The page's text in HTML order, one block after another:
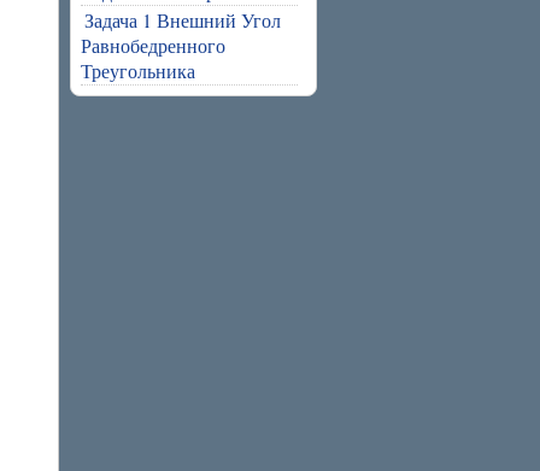
Задача 1 Внешний Угол
Равнобедренного
Треугольника